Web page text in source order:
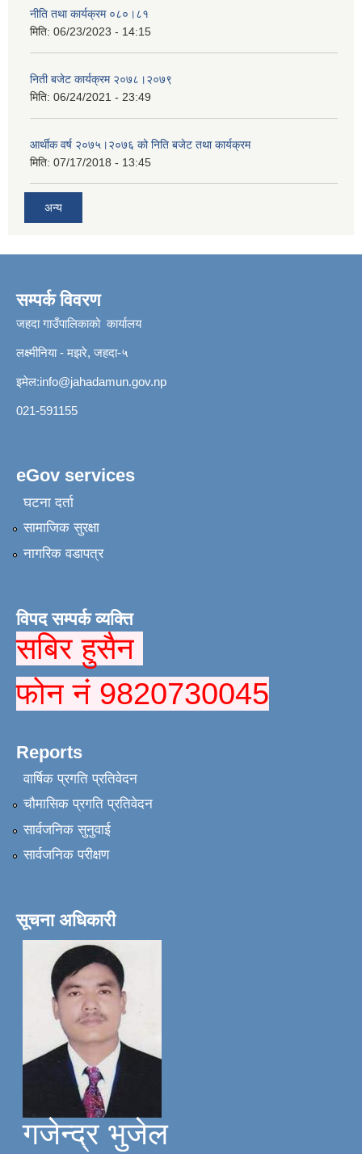
नीति तथा कार्यक्रम ०८०।८१
मिति: 06/23/2023 - 14:15
निती बजेट कार्यक्रम २०७८।२०७९
मिति: 06/24/2021 - 23:49
आर्थीक वर्ष २०७५।२०७६ को निति बजेट तथा कार्यक्रम
मिति: 07/17/2018 - 13:45
अन्य
सम्पर्क विवरण
जहदा गाउँपालिकाको कार्यालय
लक्ष्मीनिया - मझरे, जहदा-५
इमेल:info@jahadamun.gov.np
021-591155
eGov services
घटना दर्ता
सामाजिक सुरक्षा
नागरिक वडापत्र
विपद सम्पर्क व्यक्ति
सबिर हुसैन
फोन नं 9820730045
Reports
वार्षिक प्रगति प्रतिवेदन
चौमासिक प्रगति प्रतिवेदन
सार्वजनिक सुनुवाई
सार्वजनिक परीक्षण
सूचना अधिकारी
गजेन्द्र भुजेल